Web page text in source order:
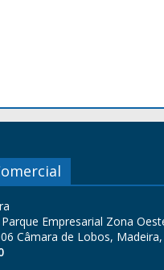
Empresarial Zona
Câmara de Lobos,